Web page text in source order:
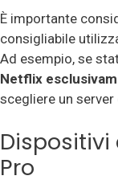
È importante
consigliabile
Ad esempio, se
Netflix
scegliere un server
Dispositivi
Pro